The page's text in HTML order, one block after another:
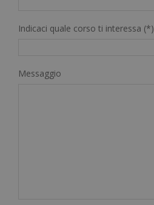
Indicaci quale corso ti interessa (*)
Messaggio